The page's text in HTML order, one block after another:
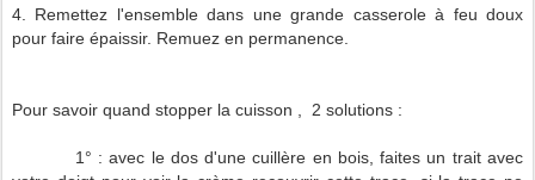
4. Remettez l'ensemble dans une grande casserole à feu doux
pour faire épaissir. Remuez en permanence.
Pour savoir quand stopper la cuisson , 2 solutions :
1° : avec le dos d'une cuillère en bois, faites un trait avec